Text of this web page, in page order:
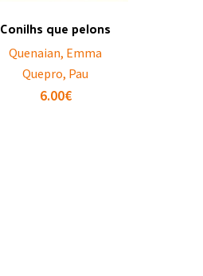
Conilhs que pelons
Quenaian, Emma
Quepro, Pau
6.00€